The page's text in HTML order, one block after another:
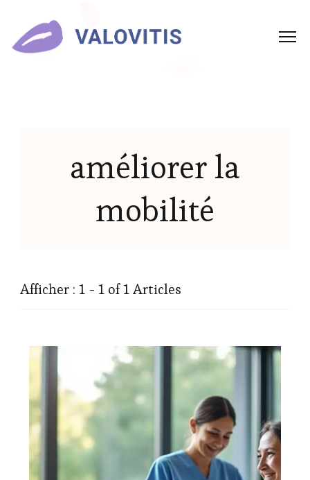
améliorer la
mobilité
Afficher : 1 - 1 of 1 Articles